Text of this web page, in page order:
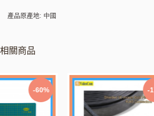
產品原產地: 中國
相關商品
-17%